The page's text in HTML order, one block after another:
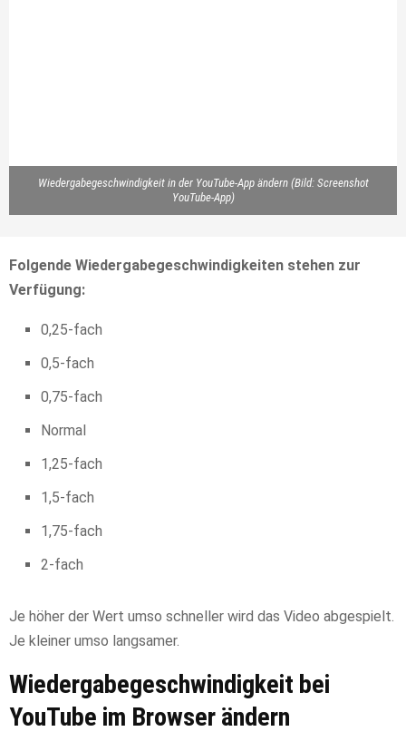
Wiedergabegeschwindigkeit in der YouTube-App ändern (Bild: Screenshot
YouTube-App)
Folgende Wiedergabegeschwindigkeiten stehen zur
Verfügung:
0,25-fach
0,5-fach
0,75-fach
Normal
1,25-fach
1,5-fach
1,75-fach
2-fach
Je höher der Wert umso schneller wird das Video abgespielt.
Je kleiner umso langsamer.
Wiedergabegeschwindigkeit bei
YouTube im Browser ändern